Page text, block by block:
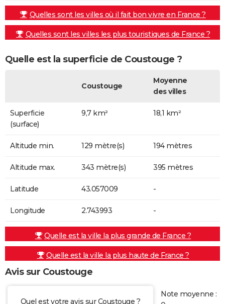
Quelles sont les villes où il fait bon vivre en France ?
Quelles sont les villes les plus touristiques de France ?
Quelle est la superficie de Coustouge ?
Coustouge
Moyenne
des villes
Superficie
(surface)
9,7 km² 18,1 km²
Altitude min. 129 mètre(s) 194 mètres
Altitude max. 343 mètre(s) 395 mètres
Latitude 43.057009 -
Longitude 2.743993 -
Quelle est la ville la plus grande de France ?
Quelle est la ville la plus haute de France ?
Avis sur Coustouge
Quel est votre avis sur Coustouge ?
Note moyenne :